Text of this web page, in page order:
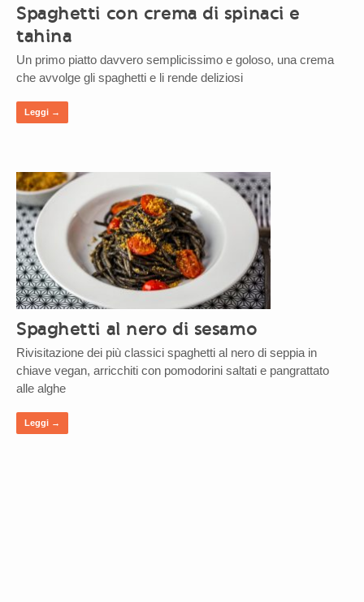
Spaghetti con crema di spinaci e
tahina
Un primo piatto davvero semplicissimo e goloso, una crema
che avvolge gli spaghetti e li rende deliziosi
Leggi →
Spaghetti al nero di sesamo
Rivisitazione dei più classici spaghetti al nero di seppia in
chiave vegan, arricchiti con pomodorini saltati e pangrattato
alle alghe
Leggi →